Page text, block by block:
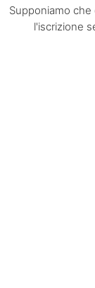
Supponiamo
l'iscrizione